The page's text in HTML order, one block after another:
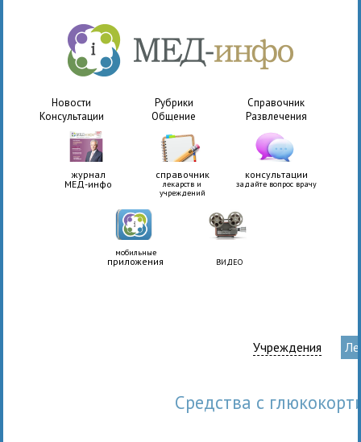
Новости Рубрики
Справочник
Консультации
Общение Развлечения
журнал
МЕД-инфо
справочник
лекарств и
учреждений
консультации
задайте вопрос врачу
мобильные
приложения ВИДЕО
Учреждения
Средства с